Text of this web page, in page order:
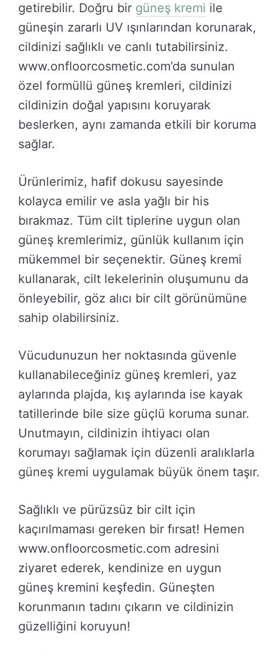
getirebilir. Doğru bir güneş kremi ile
güneşin zararlı UV ışınlarından korunarak,
cildinizi sağlıklı ve canlı tutabilirsiniz.
www.onfloorcosmetic.com’da sunulan
özel formüllü güneş kremleri, cildinizi
cildinizin doğal yapısını koruyarak
beslerken, aynı zamanda etkili bir koruma
sağlar.
Ürünlerimiz, hafif dokusu sayesinde
kolayca emilir ve asla yağlı bir his
bırakmaz. Tüm cilt tiplerine uygun olan
güneş kremlerimiz, günlük kullanım için
mükemmel bir seçenektir. Güneş kremi
kullanarak, cilt lekelerinin oluşumunu da
önleyebilir, göz alıcı bir cilt görünümüne
sahip olabilirsiniz.
Vücudunuzun her noktasında güvenle
kullanabileceğiniz güneş kremleri, yaz
aylarında plajda, kış aylarında ise kayak
tatillerinde bile size güçlü koruma sunar.
Unutmayın, cildinizin ihtiyacı olan
korumayı sağlamak için düzenli aralıklarla
güneş kremi uygulamak büyük önem taşır.
Sağlıklı ve pürüzsüz bir cilt için
kaçırılmaması gereken bir fırsat! Hemen
www.onfloorcosmetic.com adresini
ziyaret ederek, kendinize en uygun
güneş kremini keşfedin. Güneşten
korunmanın tadını çıkarın ve cildinizin
güzelliğini koruyun!